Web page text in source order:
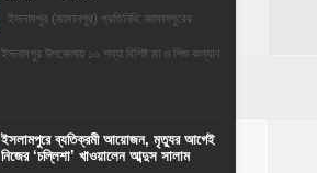
ইসলামপুর (জামালপুর) প্রতিনিধি: জামালপুরের
ইসলামপুর উপজেলায় ১০ শয্যা বিশিষ্ট মা ও শিশু কল্যাণ
‎ইসলামপুরে ব্যতিক্রমী আয়োজন, মৃত্যুর আগেই
নিজের ‘চল্লিশা’ খাওয়ালেন আব্দুস সালাম